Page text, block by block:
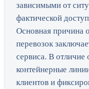
зависимыми от
фактической
Основная причина
перевозок
сервиса. В отличие
контейнерные
клиентов и